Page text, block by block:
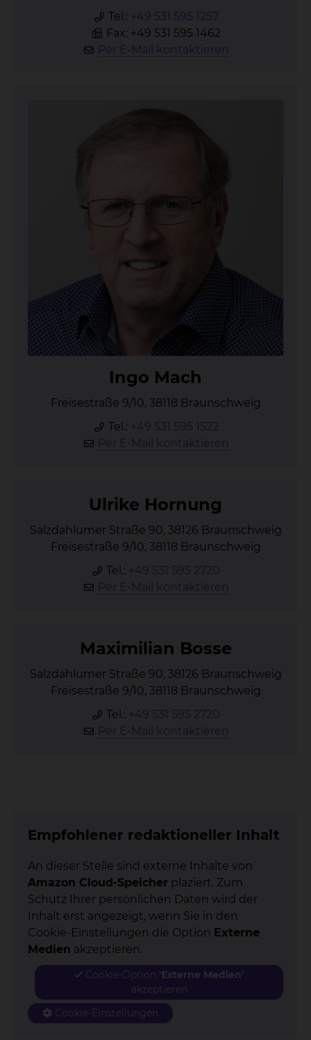
Tel.: +49 531 595 1257
Fax: +49 531 595 1462
Per E-Mail kontaktieren
In­go Mach
Freisestraße 9/10, 38118 Braunschweig
Tel.: +49 531 595 1522
Per E-Mail kontaktieren
Ul­ri­ke Hor­nung
Salzdahlumer Straße 90, 38126 Braunschweig
Freisestraße 9/10, 38118 Braunschweig
Tel.: +49 531 595 2720
Per E-Mail kontaktieren
Ma­xi­mi­li­an Bos­se
Salzdahlumer Straße 90, 38126 Braunschweig
Freisestraße 9/10, 38118 Braunschweig
Tel.: +49 531 595 2720
Per E-Mail kontaktieren
Empfohlener redaktioneller Inhalt
An dieser Stelle sind externe Inhalte von
Amazon Cloud-Speicher plaziert. Zum
Schutz Ihrer persönlichen Daten wird der
Inhalt erst angezeigt, wenn Sie in den
Cookie-Einstellungen die Option Externe
Medien akzeptieren.
Cookie-Option 'Externe Medien'
akzeptieren
Cookie-Einstellungen